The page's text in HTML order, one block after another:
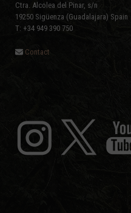
Ctra. Alcolea del Pinar, s/n
19250 Sigüenza (Guadalajara) Spain
T: +34 949 390 750
Contact